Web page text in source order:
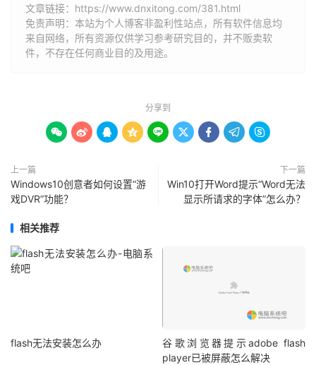
文章链接： https://www.dnxitong.com/381.html
免责声明：本站为个人博客非盈利性站点，所有软件信息均
来自网络，所有资源仅供学习参考研究目的，并不贩卖软
件，不存在任何商业目的及用途。
分享到
        
上一篇
Windows10创意者如何设置“游
戏DVR”功能？
下一篇
Win10打开Word提示“Word无法
显示所请求的字体”怎么办？
相关推荐
flash无法安装怎么办
谷歌浏览器提示adobe flash
player已被屏蔽怎么解决